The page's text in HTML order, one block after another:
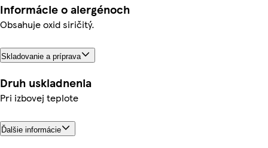
Informácie o alergénoch
Obsahuje oxid siričitý.
Skladovanie a príprava
Druh uskladnenia
Pri izbovej teplote
Ďalšie informácie